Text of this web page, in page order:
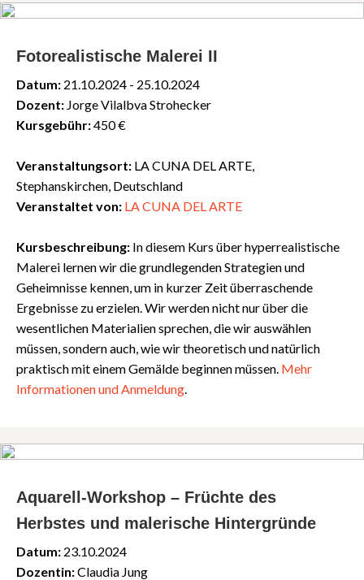
Fotorealistische Malerei II
Datum: 21.10.2024 - 25.10.2024
Dozent: Jorge Vilalbva Strohecker
Kursgebühr:450 €
Veranstaltungsort: LA CUNA DEL ARTE,
Stephanskirchen, Deutschland
Veranstaltet von: LA CUNA DEL ARTE
Kursbeschreibung: In diesem Kurs über hyperrealistische
Malerei lernen wir die grundlegenden Strategien und
Geheimnisse kennen, um in kurzer Zeit überraschende
Ergebnisse zu erzielen. Wir werden nicht nur über die
wesentlichen Materialien sprechen, die wir auswählen
müssen, sondern auch, wie wir theoretisch und natürlich
praktisch mit einem Gemälde beginnen müssen. Mehr
InformationenundAnmeldung.
Aquarell-Workshop – Früchte des
Herbstes und malerische Hintergründe
Datum: 23.10.2024
Dozentin:Claudia Jung